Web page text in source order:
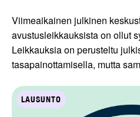
Viimeaikainen julkinen
avustusleikkauksista on ollut
Leikkauksia on perusteltu
tasapainottamisella, mutta
LAUSUNTO